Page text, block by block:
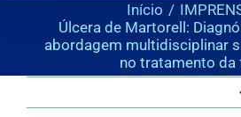
Início
Úlcera de Martorell:
abordagem multidisciplinar
no tratamento da